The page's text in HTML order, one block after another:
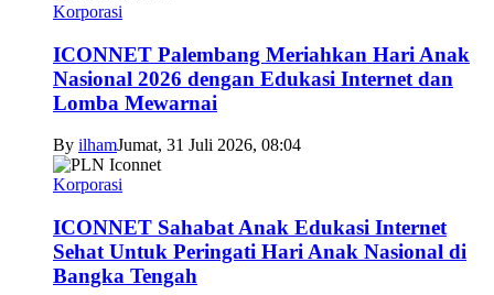
Korporasi
ICONNET Palembang Meriahkan Hari Anak
Nasional 2026 dengan Edukasi Internet dan
Lomba Mewarnai
By ilhamJumat, 31 Juli 2026, 08:04
Korporasi
ICONNET Sahabat Anak Edukasi Internet
Sehat Untuk Peringati Hari Anak Nasional di
Bangka Tengah